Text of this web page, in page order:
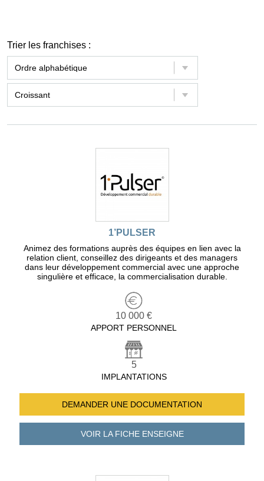
Trier les franchises :
1’PULSER
Animez des formations auprès des équipes en lien avec la
relation client, conseillez des dirigeants et des managers
dans leur développement commercial avec une approche
singulière et efficace, la commercialisation durable.
10 000 €
APPORT PERSONNEL
5
IMPLANTATIONS
DEMANDER UNE DOCUMENTATION
VOIR LA FICHEENSEIGNE